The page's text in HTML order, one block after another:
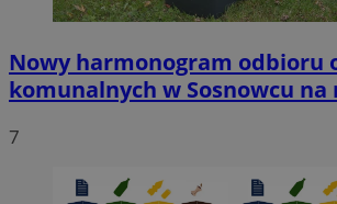
Nowy harmonogram odbioru
komunalnych w Sosnowcu na
7